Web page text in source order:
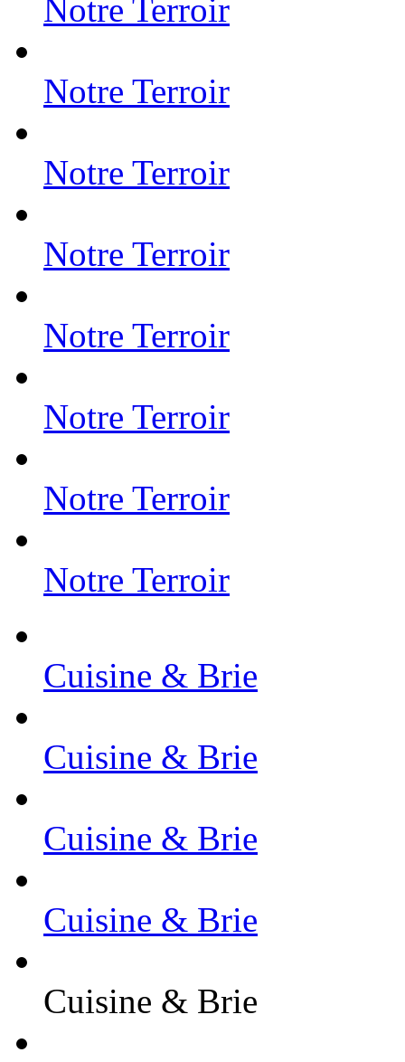
Notre Terroir
Notre Terroir
Notre Terroir
Notre Terroir
Notre Terroir
Notre Terroir
Notre Terroir
Notre Terroir
Cuisine & Brie
Cuisine & Brie
Cuisine & Brie
Cuisine & Brie
Cuisine & Brie